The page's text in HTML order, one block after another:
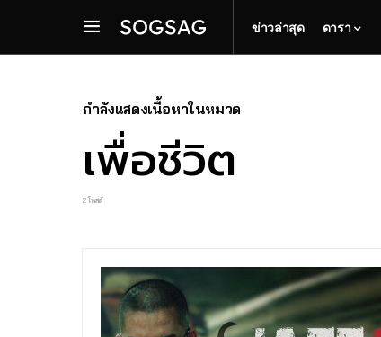
ข่าวล่าสุด ดารา
กำลังแสดงเนื้อหาในหมวด
เพื่อชีวิต
2 โพสต์